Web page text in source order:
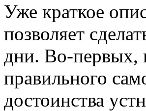
Уже краткое
позволяет
дни. Во-первых,
правильного
достоинства